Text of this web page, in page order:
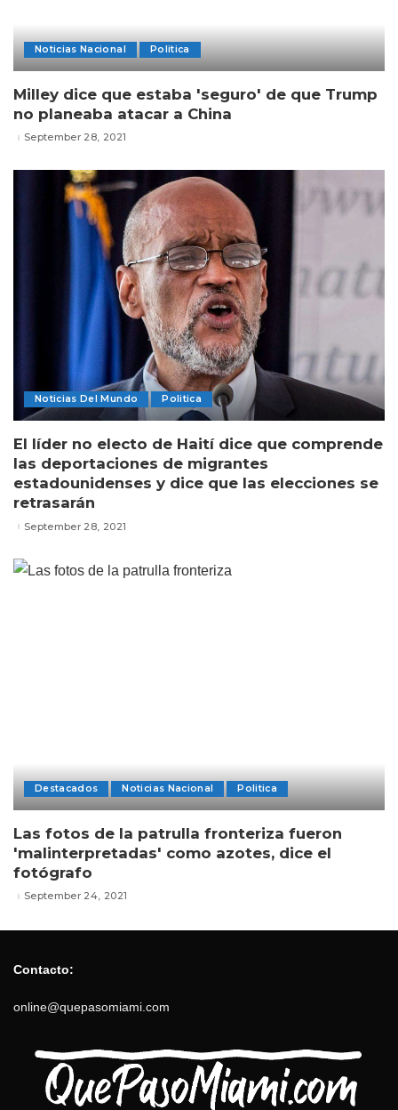
Noticias Nacional Politica
Milley dice que estaba 'seguro' de que Trump
no planeaba atacar a China
September 28, 2021
Noticias Del Mundo Politica
El líder no electo de Haití dice que comprende
las deportaciones de migrantes
estadounidenses y dice que las elecciones se
retrasarán
September 28, 2021
Destacados Noticias Nacional Politica
Las fotos de la patrulla fronteriza fueron
'malinterpretadas' como azotes, dice el
fotógrafo
September 24, 2021
Contacto:
online@quepasomiami.com